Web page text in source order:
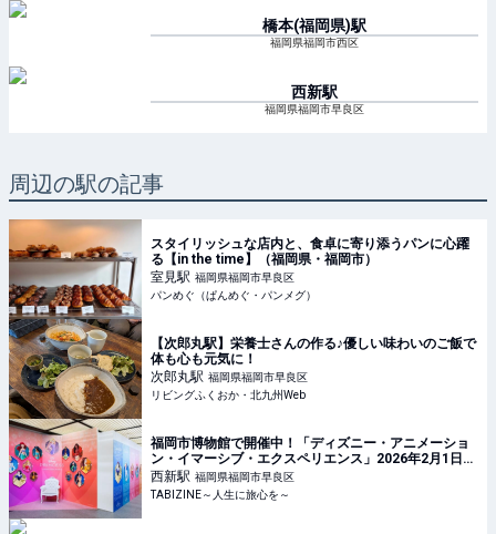
橋本(福岡県)駅
福岡県福岡市西区
西新駅
福岡県福岡市早良区
周辺の駅の記事
スタイリッシュな店内と、食卓に寄り添うパンに心躍
る【in the time】（福岡県・福岡市）
室見駅 福岡県福岡市早良区
パンめぐ（ぱんめぐ・パンメグ）
【次郎丸駅】栄養士さんの作る♪優しい味わいのご飯で
体も心も元気に！
次郎丸駅 福岡県福岡市早良区
リビングふくおか・北九州Web
福岡市博物館で開催中！「ディズニー・アニメーショ
ン・イマーシブ・エクスペリエンス」2026年2月1日ま
で | TABIZINE～人生に旅心を～
西新駅 福岡県福岡市早良区
TABIZINE～人生に旅心を～